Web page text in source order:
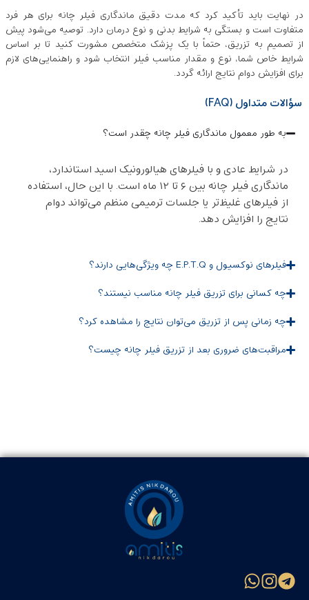
در نهایت باید تأکید کرد که مدت دقیق ماندگاری فیلر چانه برای هر فرد
متفاوت است و بستگی به شرایط بدنی و نوع درمان دارد. توصیه می‌شود پیش
از تصمیم به تزریق، حتماً با یک پزشک متخصص مشورت کنید تا بر اساس
شرایط خاص شما، نوع و مقدار مناسب فیلر انتخاب شود و راهنمایی‌های لازم
برای افزایش دوام نتایج ارائه گردد.
سؤالات متداول (FAQ)
به طور معمول ماندگاری فیلر چانه چقدر است؟
در شرایط عادی و با فیلرهای هیالورونیک اسید استاندارد،
ماندگاری فیلر چانه بین ۶ تا ۱۲ ماه است. با این حال، استفاده
از فیلرهای غلیظ‌تر یا جلسات ترمیمی منظم می‌تواند دوام
نتایج را افزایش دهد.
فیلرهای نوکسیول و E.P.T.Q چه ویژگی‌هایی دارند؟
چه کسانی برای تزریق فیلر چانه مناسب نیستند؟
چه زمانی پس از تزریق می‌توان نتایج را مشاهده کرد؟
مراقبت‌های ضروری بعد از تزریق فیلر چانه چیست؟